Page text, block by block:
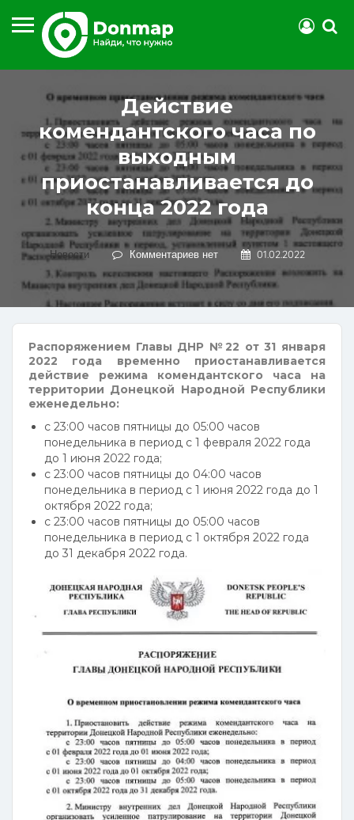
Действие
комендантского часа по
выходным
приостанавливается до
конца 2022 года
Новости Комментариев нет 01.02.2022
Распоряжением Главы ДНР №22 от 31 января
2022 года временно приостанавливается
действие режима комендантского часа на
территории Донецкой Народной Республики
еженедельно:
с 23:00 часов пятницы до 05:00 часов
понедельника в период с 1 февраля 2022 года
до 1 июня 2022 года;
с 23:00 часов пятницы до 04:00 часов
понедельника в период с 1 июня 2022 года до 1
октября 2022 года;
с 23:00 часов пятницы до 05:00 часов
понедельника в период с 1 октября 2022 года
до 31 декабря 2022 года.